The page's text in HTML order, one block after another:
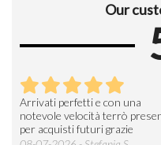
Our
Arrivati perfetti e con una
notevole velocità terrò
per acquisti futuri grazie